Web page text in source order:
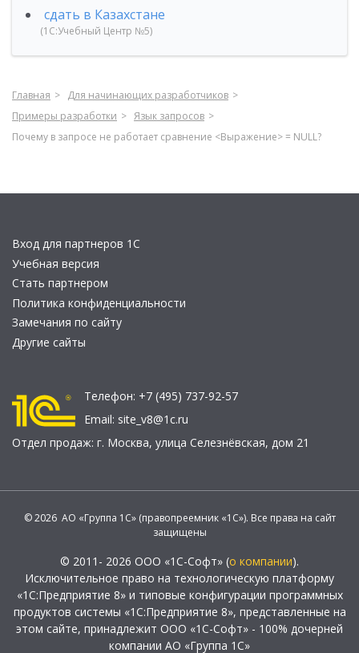
сдать в Казахстане
(1С:Учебный Центр №5)
Главная
Для начинающих разработчиков
Примеры разработки
Язык запросов
Почему в запросе не работает сравнение <Выражение> = NULL?
Вход для партнеров 1С
Учебная версия
Стать партнером
Политика конфиденциальности
Замечания по сайту
Другие сайты
Телефон: +7 (495) 737-92-57
Email: site_v8@1c.ru
Отдел продаж: г. Москва, улица Селезнёвская, дом 21
© 2026 АО «Группа 1С» (правопреемник «1С»). Все права на сайт
защищены
© 2011- 2026 ООО «1С-Софт» (о компании).
Исключительное право на технологическую платформу
«1С:Предприятие 8» и типовые конфигурации программных
продуктов системы «1С:Предприятие 8», представленные на
этом сайте, принадлежит ООО «1С-Софт» - 100% дочерней
компании АО «Группа 1С»